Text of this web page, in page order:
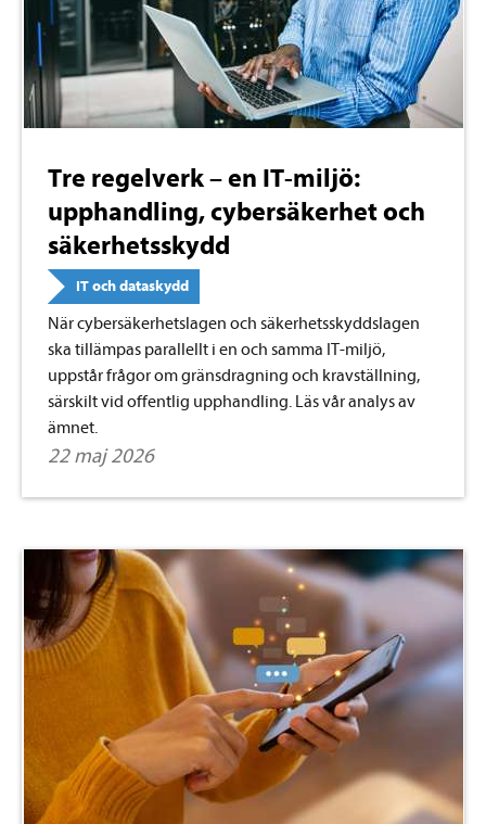
Tre regelverk – en IT-miljö:
upphandling, cybersäkerhet och
säkerhetsskydd
IT och dataskydd
När cybersäkerhetslagen och säkerhetsskyddslagen
ska tillämpas parallellt i en och samma IT-miljö,
uppstår frågor om gränsdragning och kravställning,
särskilt vid offentlig upphandling. Läs vår analys av
ämnet.
22 maj 2026